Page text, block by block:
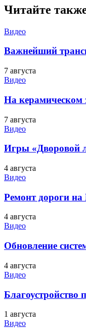
Читайте
Видео
Важнейший
7 августа
Видео
На керамическом
7 августа
Видео
Игры «Дворовой
4 августа
Видео
Ремонт дороги
4 августа
Видео
Обновление
4 августа
Видео
Благоустройство
1 августа
Видео